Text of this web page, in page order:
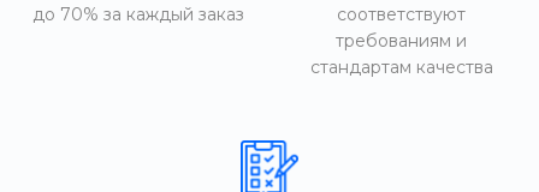
до 70% за каждый заказ
соответствуют
требованиям и
стандартам качества